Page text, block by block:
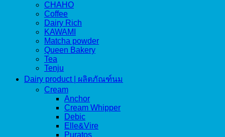
CHAHO
Coffee
Dairy Rich
KAWAMI
Matcha powder
Queen Bakery
Tea
Tenju
Dairy product | ผลิตภัณฑ์นม
Cream
Anchor
Cream Whipper
Debic
Elle&Vire
Puratos